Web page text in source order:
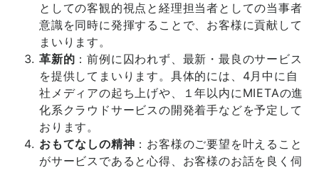
としての客観的視点と経理担当者としての当事者
意識を同時に発揮することで、お客様に貢献して
まいります。
革新的 ：前例に囚われず、最新・最良のサービス
を提供してまいります。具体的には、4月中に自
社メディアの起ち上げや、１年以内にMIETAの進
化系クラウドサービスの開発着手などを予定して
おります。
おもてなしの精神 ：お客様のご要望を叶えること
がサービスであると心得、お客様のお話を良く伺